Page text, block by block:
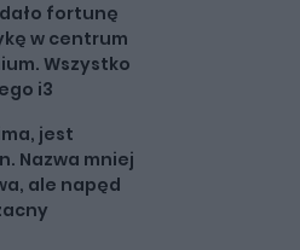
fortunę
w centrum
Wszystko
i3
jest
Nazwa mniej
ale napęd